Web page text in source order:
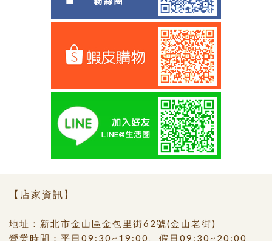
【店家資訊】
地址：新北市金山區金包里街62號(金山老街)
營業時間：平日09:30~19:00、假日09:30~20:00